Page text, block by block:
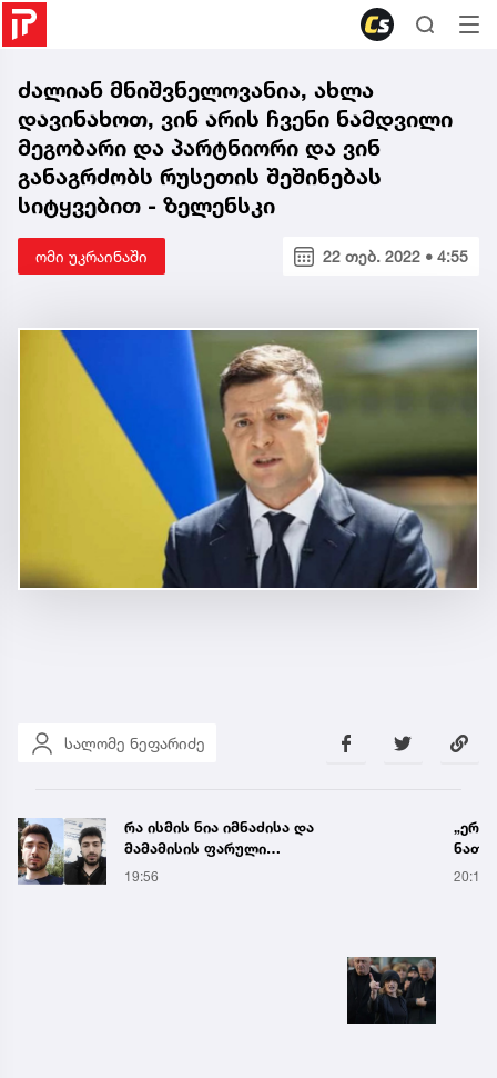
ძალიან მნიშვნელოვანია, ახლა
დავინახოთ, ვინ არის ჩვენი ნამდვილი
მეგობარი და პარტნიორი და ვინ
განაგრძობს რუსეთის შეშინებას
სიტყვებით - ზელენსკი
ომი უკრაინაში 22 თებ. 2022 • 4:55
სალომე ნეფარიძე
რა ისმის ნია იმნაძისა და
მამამისის ფარული
ჩანაწერიდან - გიგა
19:56 20:19